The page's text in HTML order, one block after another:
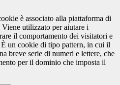
è associato alla piattaforma di
utilizzato per aiutare i
il comportamento dei visitatori e
un cookie di tipo pattern, in cui il
breve serie di numeri e lettere, che
per il dominio che imposta il